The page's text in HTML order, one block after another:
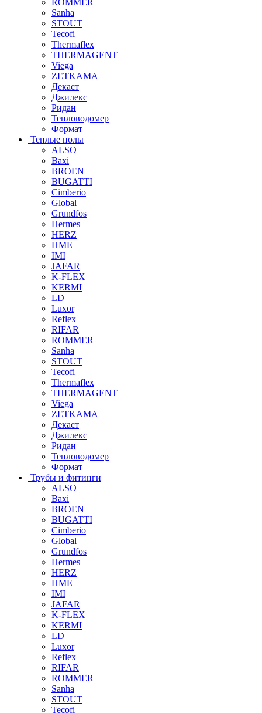
Sanha
STOUT
Tecofi
Thermaflex
THERMAGENT
Viega
ZETKAMA
Декаст
Джилекс
Ридан
Тепловодомер
Формат
Теплые полы
ALSO
Baxi
BROEN
BUGATTI
Cimberio
Global
Grundfos
Hermes
HERZ
HME
IMI
JAFAR
K-FLEX
KERMI
LD
Luxor
Reflex
RIFAR
ROMMER
Sanha
STOUT
Tecofi
Thermaflex
THERMAGENT
Viega
ZETKAMA
Декаст
Джилекс
Ридан
Тепловодомер
Формат
Трубы и фитинги
ALSO
Baxi
BROEN
BUGATTI
Cimberio
Global
Grundfos
Hermes
HERZ
HME
IMI
JAFAR
K-FLEX
KERMI
LD
Luxor
Reflex
RIFAR
ROMMER
Sanha
STOUT
Tecofi